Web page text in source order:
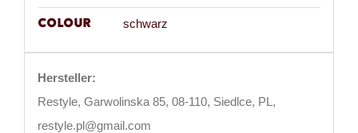
Colour schwarz
Hersteller:
Restyle, Garwolinska 85, 08-110, Siedlce, PL,
restyle.pl@gmail.com